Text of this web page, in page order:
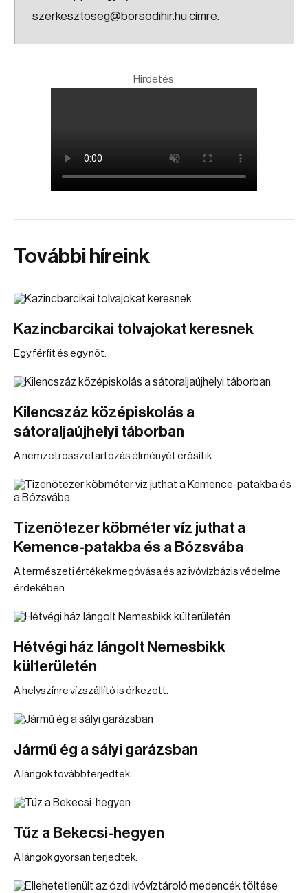
szerkesztoseg@borsodihir.hu címre.
Hirdetés
További híreink
Kazincbarcikai tolvajokat keresnek
Egy férfit és egy nőt.
Kilencszáz középiskolás a
sátoraljaújhelyi táborban
A nemzeti összetartózás élményét erősítik.
Tizenötezer köbméter víz juthat a
Kemence-patakba és a Bózsvába
A természeti értékek megóvása és az ivóvízbázis védelme
érdekében.
Hétvégi ház lángolt Nemesbikk
külterületén
A helyszínre vízszállító is érkezett.
Jármű ég a sályi garázsban
A lángok továbbterjedtek.
Tűz a Bekecsi-hegyen
A lángok gyorsan terjedtek.